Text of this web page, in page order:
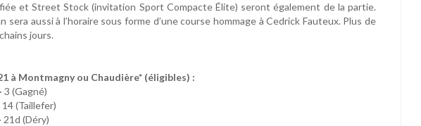
et Street Stock (invitation Sport Compacte Élite) seront également de la partie.
sera aussi à l’horaire sous forme d’une course hommage à Cedrick Fauteux. Plus de
jours.
à Montmagny ou Chaudière* (éligibles) :
3 (Gagné)
14 (Taillefer)
21d (Déry)